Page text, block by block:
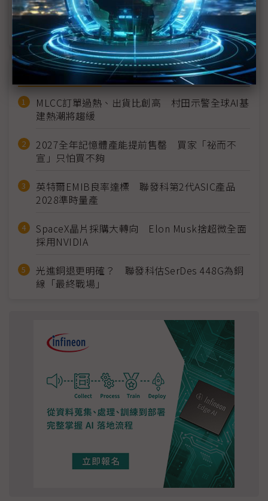
SK海力士擴大HBM3E生產 TCB訂單流向成關鍵
近７天熱門報導
MLCC訂單過熱、出貨比創高 村田示警全球AI基
建熱潮將趨緩
2027全年記憶體產能提前售罄 買家「祕而不
宣」只怕買不夠
英特爾EMIB良率達標 聯發科第2代ASIC產品
2028準時量產
SpaceX晶片採購大轉向 Elon Musk捨超微全面
採用NVIDIA
光進銅退更明確？ 聯發科估SerDes 448G為銅
線「最終戰場」